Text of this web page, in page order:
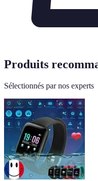
Produits
Sélectionnés par nos experts